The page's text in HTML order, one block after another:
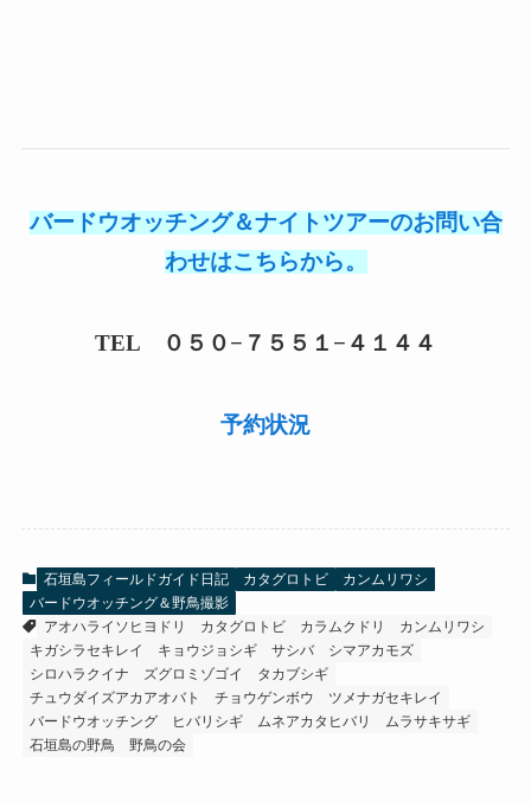
バードウオッチング＆ナイトツアーのお問い合
わせはこちらから。
TEL ０５０−７５５１−４１４４
予約状況
石垣島フィールドガイド日記 カタグロトビ
カンムリワシ
バードウオッチング＆野鳥撮影
アオハライソヒヨドリ
カタグロトビ カラムクドリ
カンムリワシ
キガシラセキレイ
キョウジョシギ サシバ
シマアカモズ
シロハラクイナ
ズグロミゾゴイ
タカブシギ
チュウダイズアカアオバト
チョウゲンボウ
ツメナガセキレイ
バードウオッチング
ヒバリシギ ムネアカタヒバリ
ムラサキサギ
石垣島の野鳥
野鳥の会